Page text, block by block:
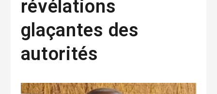
révélations
glaçantes des
autorités